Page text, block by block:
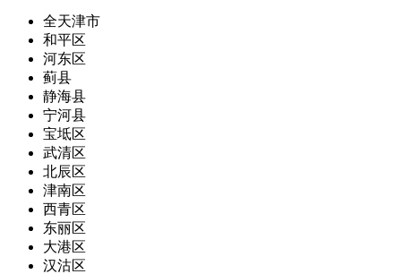
全天津市
和平区
河东区
蓟县
静海县
宁河县
宝坻区
武清区
北辰区
津南区
西青区
东丽区
大港区
汉沽区